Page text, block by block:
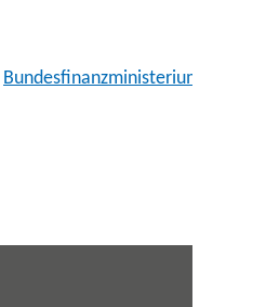
Bundesfinanzministerium